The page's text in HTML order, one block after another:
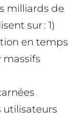
milliards de
sur : 1)
en temps
massifs
utilisateurs